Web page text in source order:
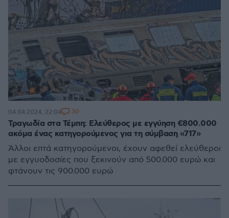
Τραγωδία στα Τέμπη: Ελεύθερος με εγγύηση €800.000
ακόμα ένας κατηγορούμενος για τη σύμβαση «717»
Άλλοι επτά κατηγορούμενοι, έχουν αφεθεί ελεύθεροι
με εγγυοδοσίες που ξεκινούν από 500.000 ευρώ και
φτάνουν τις 900.000 ευρώ
04.04.2024, 22:04 30